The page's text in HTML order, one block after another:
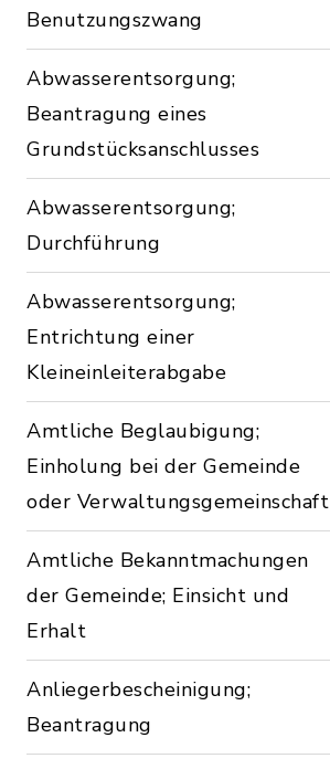
Benutzungszwang
Abwasserentsorgung;
Beantragung eines
Grundstücksanschlusses
Abwasserentsorgung;
Durchführung
Abwasserentsorgung;
Entrichtung einer
Kleineinleiterabgabe
Amtliche Beglaubigung;
Einholung bei der Gemeinde
oder Verwaltungsgemeinschaft
Amtliche Bekanntmachungen
der Gemeinde; Einsicht und
Erhalt
Anliegerbescheinigung;
Beantragung